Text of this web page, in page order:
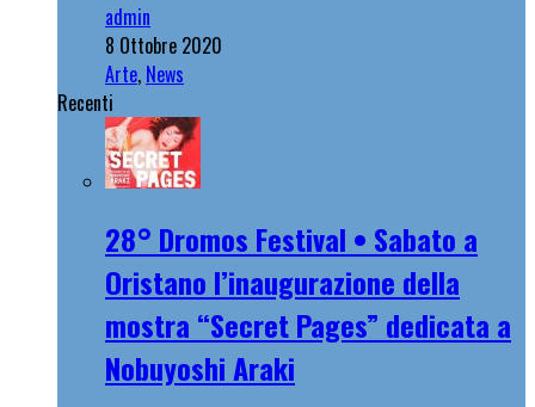
admin
8 Ottobre 2020
Arte, News
Recenti
28° Dromos Festival • Sabato a
Oristano l’inaugurazione della
mostra “Secret Pages” dedicata a
Nobuyoshi Araki